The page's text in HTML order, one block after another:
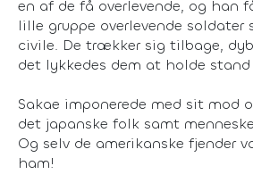
en af de få overlevende, og han
lille gruppe overlevende soldater
civile. De trækker sig tilbage,
det lykkedes dem at holde stand
Sakae imponerede med sit mod
det japanske folk samt
Og selv de amerikanske fjender
ham!